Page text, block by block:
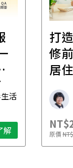
活
解
打
修
居
原價